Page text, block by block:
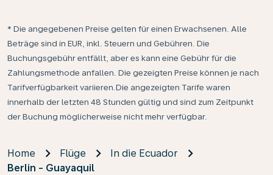
* Die angegebenen Preise gelten für einen Erwachsenen. Alle
Beträge sind in EUR, inkl. Steuern und Gebühren. Die
Buchungsgebühr entfällt, aber es kann eine Gebühr für die
Zahlungsmethode anfallen. Die gezeigten Preise können je nach
Tarifverfügbarkeit variieren.Die angezeigten Tarife waren
innerhalb der letzten 48 Stunden gültig und sind zum Zeitpunkt
der Buchung möglicherweise nicht mehr verfügbar.
Home Flüge
In die Ecuador
Berlin - Guayaquil